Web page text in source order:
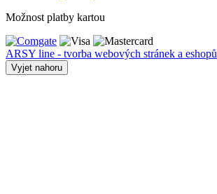
Možnost platby kartou
ARSY line - tvorba webových stránek a eshopů
Vyjet nahoru